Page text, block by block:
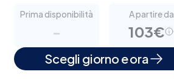
Prima disponibilità
-
A partire da
103€
Scegli giorno e ora